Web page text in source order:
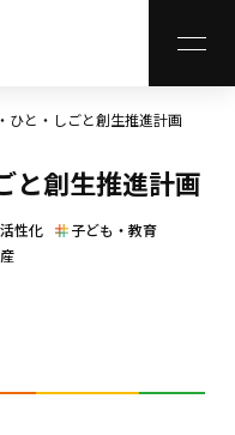
ひと・しごと創生推進計画
と創生推進計画
性化
子ども・教育